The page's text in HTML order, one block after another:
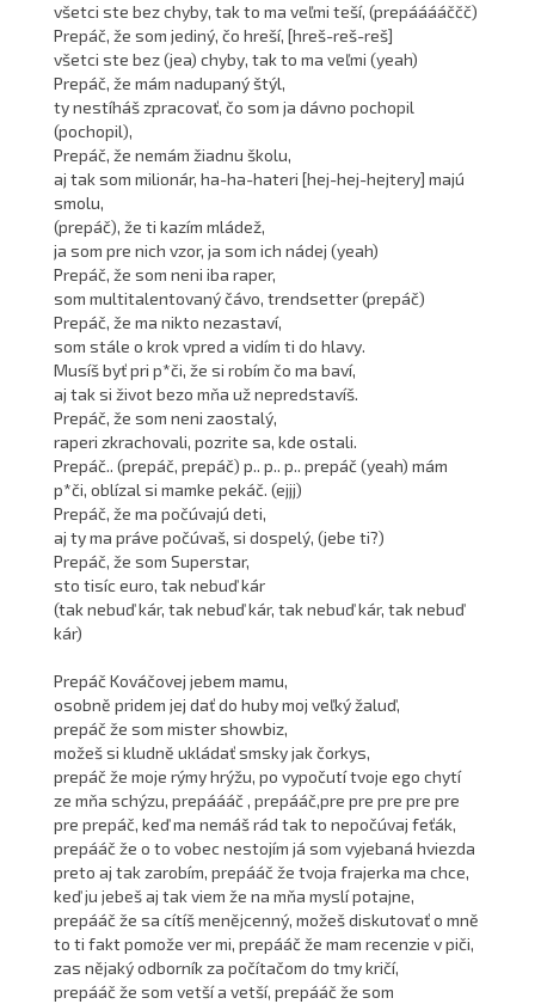
všetci ste bez chyby, tak to ma veľmi teší, (prepááááččč)
Prepáč, že som jediný, čo hreší, [hreš-reš-reš]
všetci ste bez (jea) chyby, tak to ma veľmi (yeah)
Prepáč, že mám nadupaný štýl,
ty nestíháš zpracovať, čo som ja dávno pochopil
(pochopil),
Prepáč, že nemám žiadnu školu,
aj tak som milionár, ha-ha-hateri [hej-hej-hejtery] majú
smolu,
(prepáč), že ti kazím mládež,
ja som pre nich vzor, ja som ich nádej (yeah)
Prepáč, že som neni iba raper,
som multitalentovaný čávo, trendsetter (prepáč)
Prepáč, že ma nikto nezastaví,
som stále o krok vpred a vidím ti do hlavy.
Musíš byť pri p*či, že si robím čo ma baví,
aj tak si život bezo mňa už nepredstavíš.
Prepáč, že som neni zaostalý,
raperi zkrachovali, pozrite sa, kde ostali.
Prepáč.. (prepáč, prepáč) p.. p.. p.. prepáč (yeah) mám
p*či, oblízal si mamke pekáč. (ejjj)
Prepáč, že ma počúvajú deti,
aj ty ma práve počúvaš, si dospelý, (jebe ti?)
Prepáč, že som Superstar,
sto tisíc euro, tak nebuď kár
(tak nebuď kár, tak nebuď kár, tak nebuď kár, tak nebuď
kár)
Prepáč Kováčovej jebem mamu,
osobně pridem jej dať do huby moj veľký žaluď,
prepáč že som mister showbiz,
možeš si kludně ukládať smsky jak čorkys,
prepáč že moje rýmy hrýžu, po vypočutí tvoje ego chytí
ze mňa schýzu, prepáááč , prepááč,pre pre pre pre pre
pre prepáč, keď ma nemáš rád tak to nepočúvaj feťák,
prepááč že o to vobec nestojím já som vyjebaná hviezda
preto aj tak zarobím, prepááč že tvoja frajerka ma chce,
keď ju jebeš aj tak viem že na mňa myslí potajne,
prepááč že sa cítíš menějcenný, možeš diskutovať o mně
to ti fakt pomože ver mi, prepááč že mam recenzie v piči,
zas nějaký odborník za počítačom do tmy kričí,
prepááč že som vetší a vetší, prepááč že som